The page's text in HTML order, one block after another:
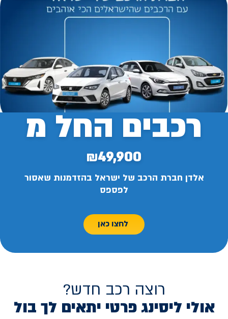
רכבים החל מ
₪49,900
אלדן חברת הרכב של ישראל בהזדמנות שאסור
לפספס
לחצו כאן
רוצה רכב חדש?
אולי ליסינג פרטי יתאים לך בול